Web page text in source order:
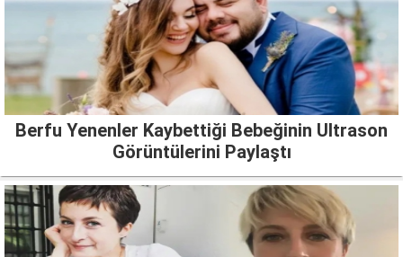
Berfu Yenenler Kaybettiği Bebeğinin Ultrason
Görüntülerini Paylaştı